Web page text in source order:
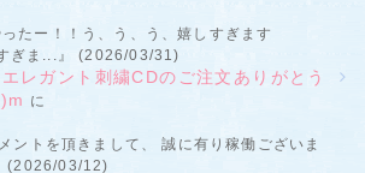
たー！！う、う、う、嬉しすぎます
ぎま...』 (2026/03/31)
レガント刺繍CDのご注文ありがとう
に
ントを頂きまして、 誠に有り稼働ございま
(2026/03/12)